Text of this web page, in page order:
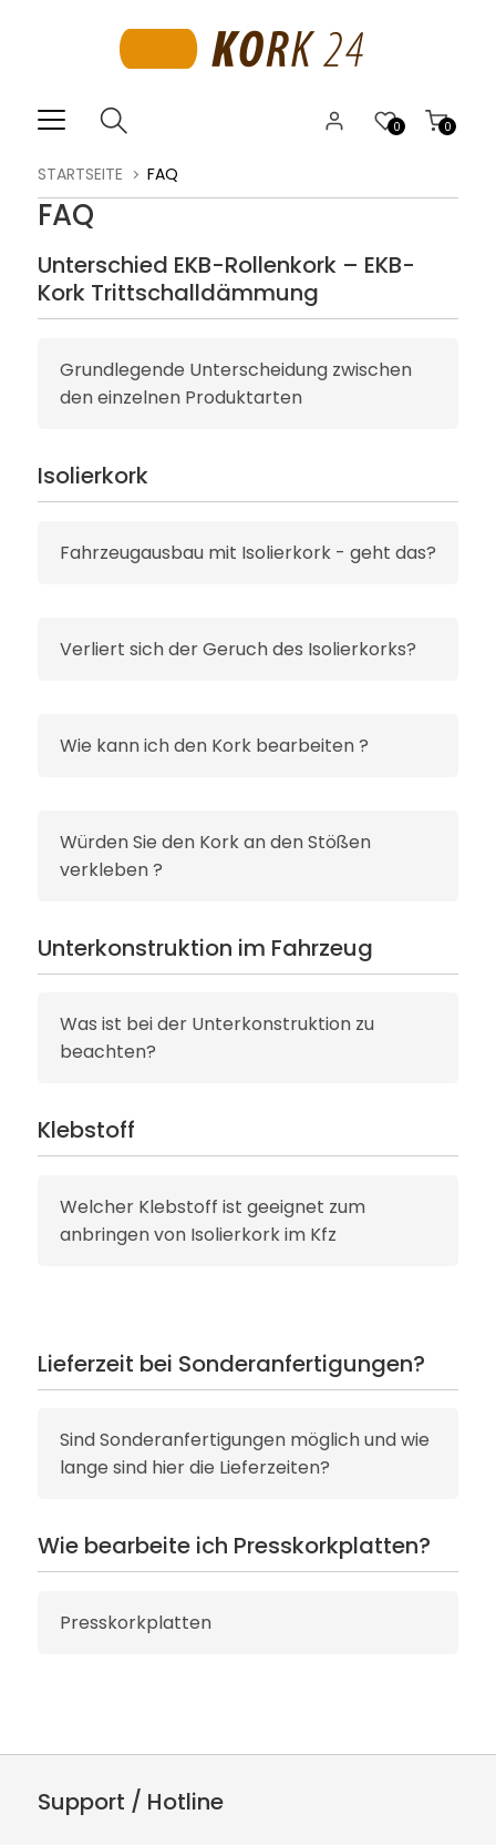
0
0
STARTSEITE FAQ
FAQ
Unterschied EKB-Rollenkork – EKB-
Kork Trittschalldämmung
Grundlegende Unterscheidung zwischen
den einzelnen Produktarten
Isolierkork
Fahrzeugausbau mit Isolierkork - geht das?
Verliert sich der Geruch des Isolierkorks?
Wie kann ich den Kork bearbeiten ?
Würden Sie den Kork an den Stößen
verkleben ?
Unterkonstruktion im Fahrzeug
Was ist bei der Unterkonstruktion zu
beachten?
Klebstoff
Welcher Klebstoff ist geeignet zum
anbringen von Isolierkork im Kfz
Lieferzeit bei Sonderanfertigungen?
Sind Sonderanfertigungen möglich und wie
lange sind hier die Lieferzeiten?
Wie bearbeite ich Presskorkplatten?
Presskorkplatten
Support / Hotline